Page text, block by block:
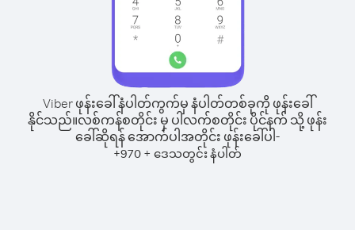
Viber ဖုန်းခေါ်နံပါတ်ကွက်မှ နံပါတ်တစ်ခုကို ဖုန်းခေါ်
နိုင်သည်။လစ်ကန်စတိုင်း မှ ပါလက်စတိုင်း ပိုင်နက် သို့ ဖုန်း
ခေါ်ဆိုရန် အောက်ပါအတိုင်း ဖုန်းခေါ်ပါ-
+970 + ဒေသတွင်း နံပါတ်